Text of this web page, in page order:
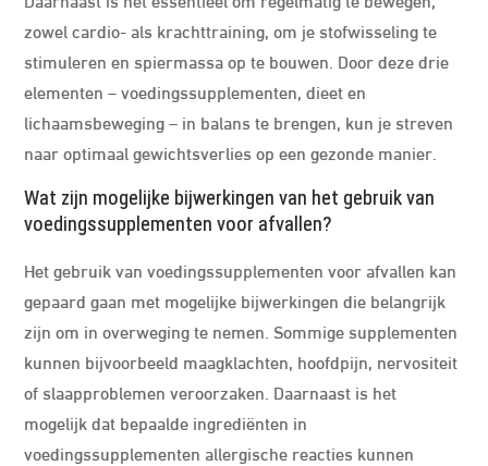
zowel cardio- als krachttraining, om je stofwisseling te
stimuleren en spiermassa op te bouwen. Door deze drie
elementen – voedingssupplementen, dieet en
lichaamsbeweging – in balans te brengen, kun je streven
naar optimaal gewichtsverlies op een gezonde manier.
Wat zijn mogelijke bijwerkingen van het gebruik van
voedingssupplementen voor afvallen?
Het gebruik van voedingssupplementen voor afvallen kan
gepaard gaan met mogelijke bijwerkingen die belangrijk
zijn om in overweging te nemen. Sommige supplementen
kunnen bijvoorbeeld maagklachten, hoofdpijn, nervositeit
of slaapproblemen veroorzaken. Daarnaast is het
mogelijk dat bepaalde ingrediënten in
voedingssupplementen allergische reacties kunnen